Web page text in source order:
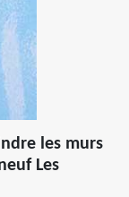
les murs
Les